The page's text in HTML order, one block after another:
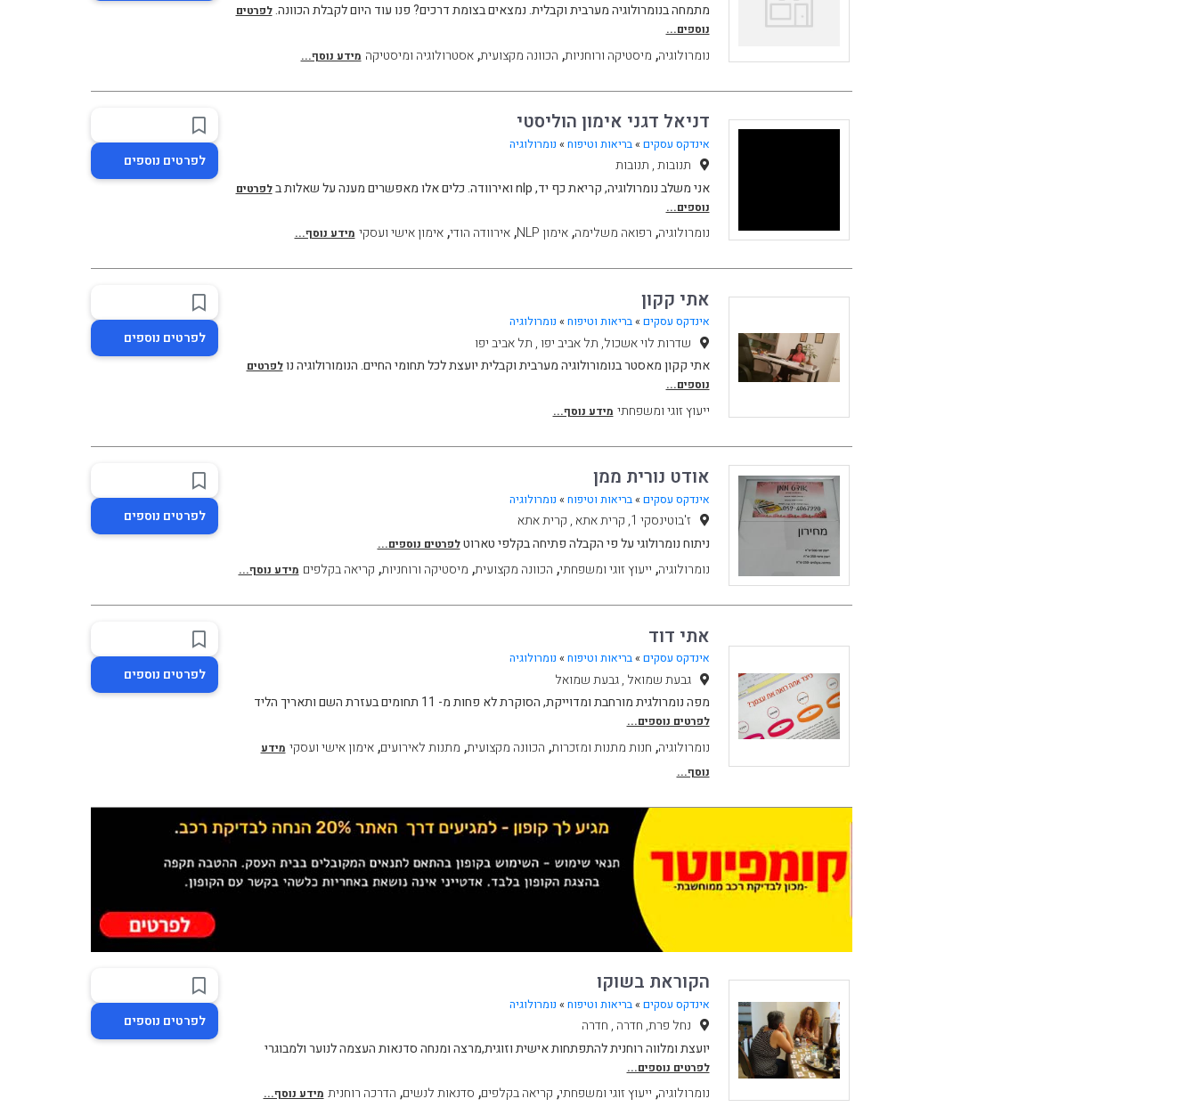
מתמחה בנומרולוגיה מערבית וקבלית. נמצאים בצומת דרכים? פנו עוד היום לקבלת הכוונה.לפרטים
נוספים...
נומרולוגיה, מיסטיקה ורוחניות, הכוונה מקצועית,אסטרולוגיה ומיסטיקה מידע נוסף...
דניאל דגני אימון הוליסטי
אינדקס עסקים »בריאות וטיפוח » נומרולוגיה
תנובות , תנובות
אני משלב נומרולוגיה, קריאת כף יד, nlp ואירוודה. כלים אלו מאפשרים מענה על שאלות ב
לפרטים
נוספים...
נומרולוגיה, רפואה משלימה,אימון NLP ,אירוודה הודי,אימון אישי ועסקי מידע נוסף...
לפרטים נוספים
אתי קקון
אינדקס עסקים »בריאות וטיפוח » נומרולוגיה
שדרות לוי אשכול, תל אביב יפו , תל אביב יפו
אתי קקון מאסטר בנומורולוגיה מערבית וקבלית יועצת לכל תחומי החיים. הנומורולוגיה נולפרטים
נוספים...
ייעוץ זוגי ומשפחתי מידע נוסף...
לפרטים נוספים
אודט נורית ממן
אינדקס עסקים »בריאות וטיפוח » נומרולוגיה
ז'בוטינסקי 1, קרית אתא , קרית אתא
ניתוח נומרולוגי על פי הקבלה פתיחה בקלפי טארוטלפרטים נוספים...
נומרולוגיה, ייעוץ זוגי ומשפחתי, הכוונה מקצועית, מיסטיקה ורוחניות, קריאה בקלפים מידע נוסף...
לפרטים נוספים
אתי דוד
אינדקס עסקים »בריאות וטיפוח » נומרולוגיה
גבעת שמואל , גבעת שמואל
מפה נומרולגית מורחבת ומדוייקת, הסוקרת לא פחות מ- 11 תחומים בעזרת השם ותאריך הליד
לפרטים נוספים...
נומרולוגיה, חנות מתנות ומזכרות, הכוונה מקצועית, מתנות לאירועים,אימון אישי ועסקי מידע
נוסף...
לפרטים נוספים
הקוראת בשוקו
אינדקס עסקים »בריאות וטיפוח » נומרולוגיה
נחל פרת, חדרה , חדרה
יועצת ומלווה רוחנית להתפתחות אישית וזוגית,מרצה ומנחה סדנאות העצמה לנוער ולמבוגרי
לפרטים נוספים...
נומרולוגיה, ייעוץ זוגי ומשפחתי, קריאה בקלפים, סדנאות לנשים, הדרכה רוחנית מידע נוסף...
לפרטים נוספים